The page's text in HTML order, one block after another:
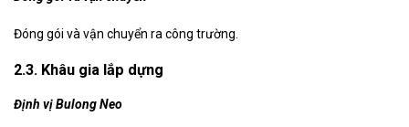
Đóng gói và vận chuyển ra công trường.
2.3. Khâu gia lắp dựng
Định vị Bulong Neo